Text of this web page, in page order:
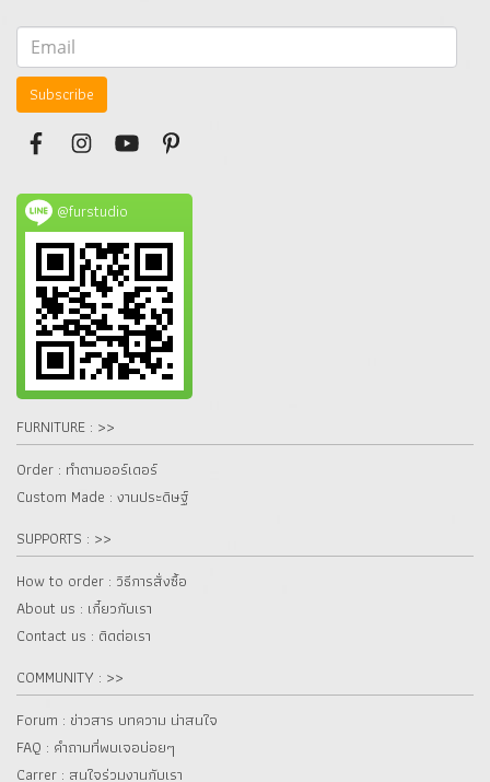
Subscribe
@furstudio
FURNITURE : >>
Order : ทำตามออร์เดอร์
Custom Made : งานประดิษฐ์
SUPPORTS : >>
How to order : วิธีการสั่งซื้อ
About us : เกี๋ยวกับเรา
Contact us : ติดต่อเรา
COMMUNITY : >>
Forum : ข่าวสาร บทความ น่าสนใจ
FAQ : คำถามที่พบเจอบ่อยๆ
Carrer : สนใจร่วมงานกับเรา